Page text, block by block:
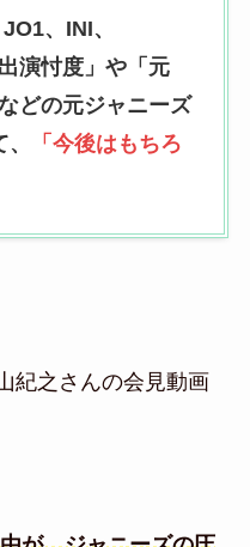
、INI、
演忖度」や「元
どの元ジャニーズ
「今後はもちろ
紀之さんの会見動画